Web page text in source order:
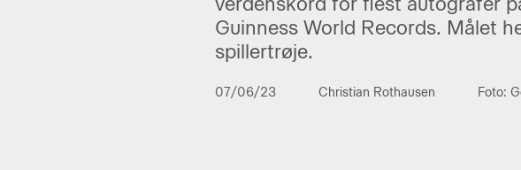
Guinness World Records. Målet
spillertrøje.
07/06/23 Christian Rothausen Foto: